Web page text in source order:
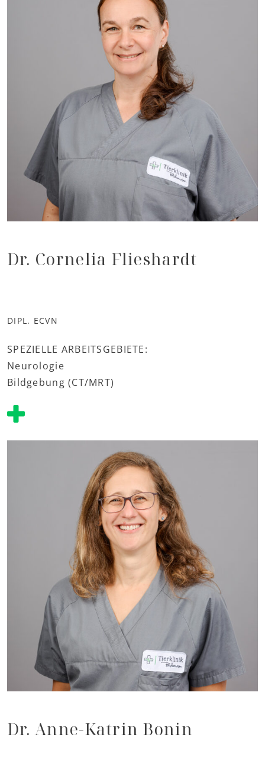
Dr. Cornelia Flieshardt
DIPL. ECVN
SPEZIELLE ARBEITSGEBIETE:
Neurologie
Bildgebung (CT/MRT)
Dr. Anne-Katrin Bonin